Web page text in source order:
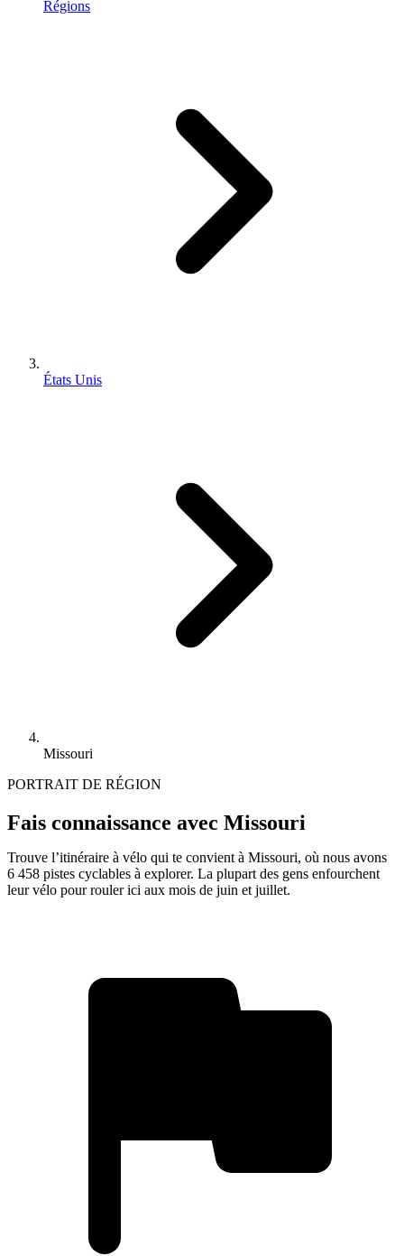
Régions
États Unis
Missouri
PORTRAIT DE RÉGION
Fais connaissance avec Missouri
Trouve l’itinéraire à vélo qui te convient à Missouri, où nous avons
6 458 pistes cyclables à explorer. La plupart des gens enfourchent
leur vélo pour rouler ici aux mois de juin et juillet.